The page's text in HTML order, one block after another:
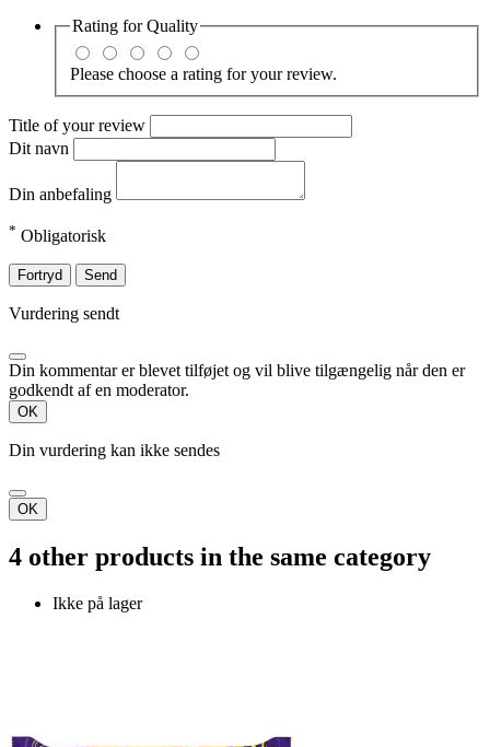
Rating forQuality
Please choose a rating for your review.
Title of your review
Dit navn
Din anbefaling
* Obligatorisk
Fortryd Send
Vurdering sendt
Din kommentar er blevet tilføjet og vil blive tilgængelig når den er
godkendt af en moderator.
OK
Din vurdering kan ikke sendes
OK
4 other products in the same category
Ikke på lager